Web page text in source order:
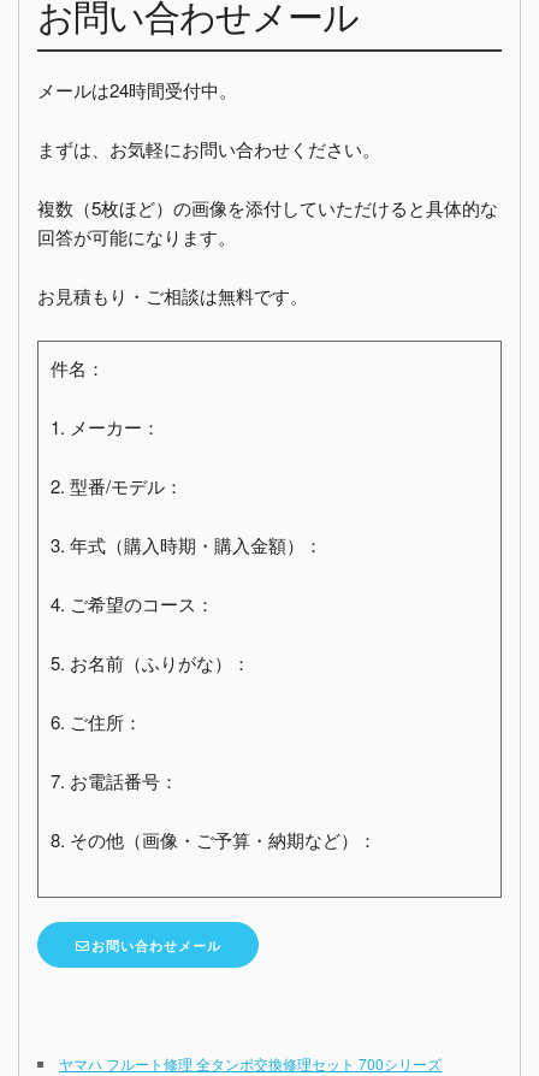
お問い合わせメール
メールは24時間受付中。
まずは、お気軽にお問い合わせください。
複数（5枚ほど）の画像を添付していただけると具体的な
回答が可能になります。
お見積もり・ご相談は無料です。
件名：
1. メーカー：
2. 型番/モデル：
3. 年式（購入時期・購入金額）：
4. ご希望のコース：
5. お名前（ふりがな）：
6. ご住所：
7. お電話番号：
8. その他（画像・ご予算・納期など）：
お問い合わせメール
ヤマハ フルート修理 全タンポ交換修理セット 700シリーズ